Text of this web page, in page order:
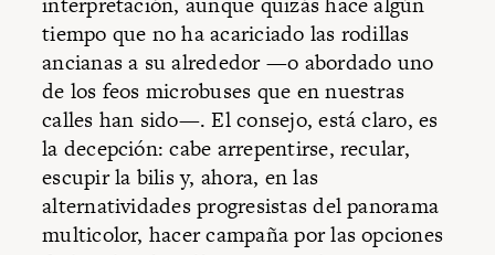
tiempo que no ha acariciado las rodillas
ancianas a su alrededor —o abordado uno
de los feos microbuses que en nuestras
calles han sido—. El consejo, está claro, es
la decepción: cabe arrepentirse, recular,
escupir la bilis y, ahora, en las
alternatividades progresistas del panorama
multicolor, hacer campaña por las opciones